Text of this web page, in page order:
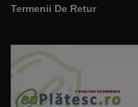
Termenii De Retur